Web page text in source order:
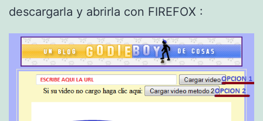
descargarla y abrirla con FIREFOX :